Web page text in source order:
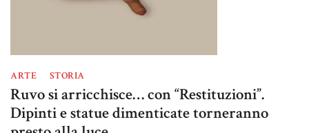
ARTE STORIA
Ruvo si arricchisce… con “Restituzioni”.
Dipinti e statue dimenticate torneranno